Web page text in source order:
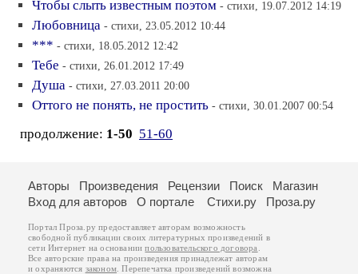
Чтобы слыть известным поэтом - стихи, 19.07.2012 14:19
Любовница - стихи, 23.05.2012 10:44
*** - стихи, 18.05.2012 12:42
Тебе - стихи, 26.01.2012 17:49
Душа - стихи, 27.03.2011 20:00
Оттого не понять, не простить - стихи, 30.01.2007 00:54
продолжение: 1-50 51-60
Авторы Произведения Рецензии Поиск
Магазин
Вход для авторов
О портале Стихи.ру Проза.ру
Портал Проза.ру предоставляет авторам возможность
свободной публикации своих литературных произведений в
сети Интернет на основаниипользовательского договора
Все авторские права на произведения принадлежат авторам
и охраняются законом . Перепечатка произведений возможна